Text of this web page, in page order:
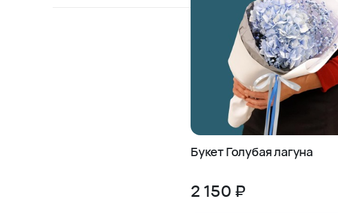
Букет Голубая лагуна
2 150 ₽